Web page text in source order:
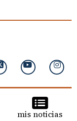
mis noticias